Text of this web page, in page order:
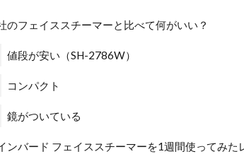
のフェイススチーマーと比べて何がいい？
値段が安い（SH-2786W）
コンパクト
鏡がついている
ンバード フェイススチーマーを1週間使ってみた